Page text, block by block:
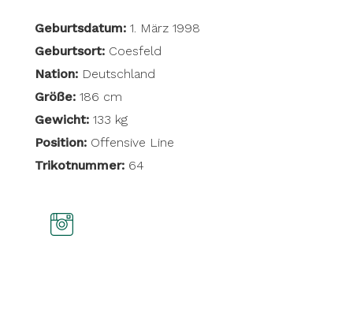
Geburtsdatum: 1. März 1998
Geburtsort: Coesfeld
Nation:Deutschland
Größe:186 cm
Gewicht:133 kg
Position:Offensive Line
Trikotnummer: 64